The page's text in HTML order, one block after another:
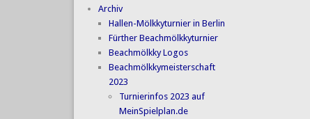
Archiv
Hallen-Mölkkyturnier in Berlin
Fürther Beachmölkkyturnier
Beachmölkky Logos
Beachmölkkymeisterschaft
2023
Turnierinfos 2023 auf
MeinSpielplan.de